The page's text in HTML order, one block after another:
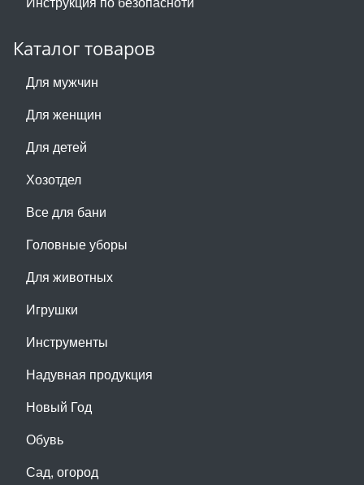
Каталог товаров
Для мужчин
Для женщин
Для детей
Хозотдел
Все для бани
Головные уборы
Для животных
Игрушки
Инструменты
Надувная продукция
Новый Год
Обувь
Сад, огород